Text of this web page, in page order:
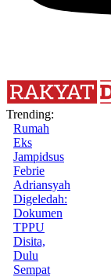
Trending:
Rumah
Eks
Jampidsus
Febrie
Adriansyah
Digeledah:
Dokumen
TPPU
Disita,
Dulu
Sempat